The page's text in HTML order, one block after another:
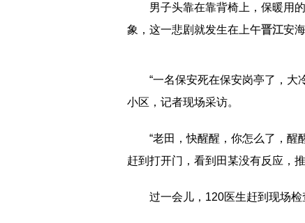
男子头靠在靠背椅上，保暖用
象，这一悲剧就发生在上午晋江安
“一名保安死在保安岗亭了，大
小区，记者现场采访。
“老田，快醒醒，你怎么了，醒
赶到打开门，看到田某没有反应，
过一会儿，120医生赶到现场检